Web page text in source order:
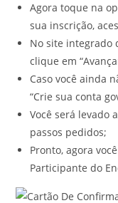
Agora toque na
sua inscrição,
No site integrado
clique em
Caso você ainda
“Crie sua conta
Você será levado
passos pedidos;
Pronto, agora
Participante do